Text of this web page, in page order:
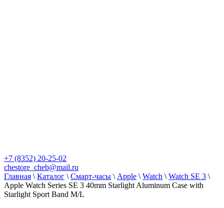
+7 (8352) 20-25-02
chestore_cheb@mail.ru
Главная \ Каталог \ Смарт-часы \ Apple \ Watch \ Watch SE 3 \
Apple Watch Series SE 3 40mm Starlight Aluminum Case with
Starlight Sport Band M/L